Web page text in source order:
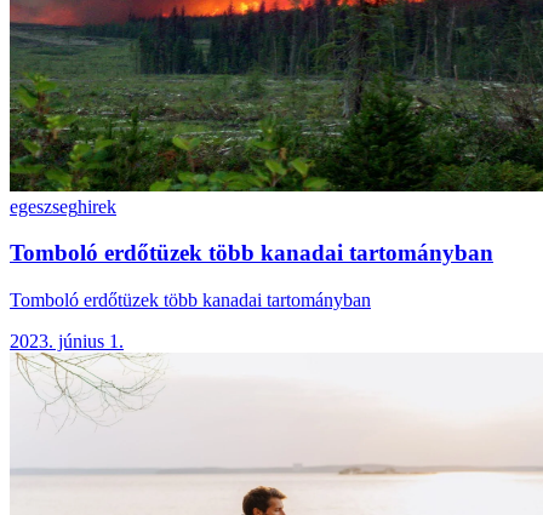
egeszseghirek
Tomboló erdőtüzek több kanadai tartományban
Tomboló erdőtüzek több kanadai tartományban
2023. június 1.